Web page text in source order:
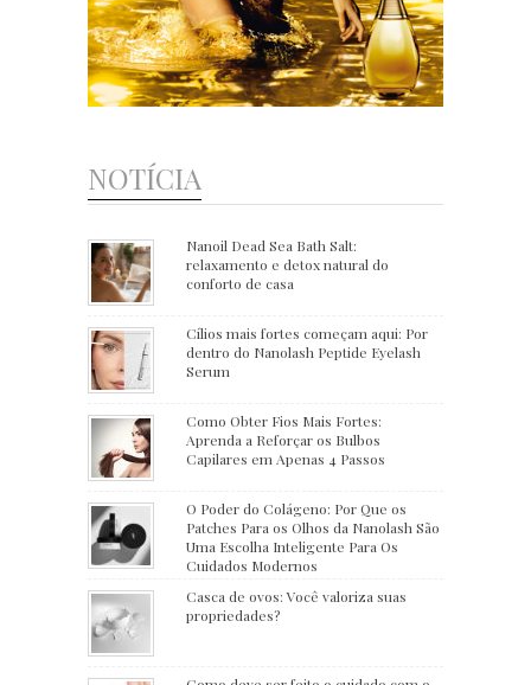
NOTÍCIA
Nanoil Dead Sea Bath Salt:
relaxamento e detox natural do
conforto de casa
Cílios mais fortes começam aqui: Por
dentro do Nanolash Peptide Eyelash
Serum
Como Obter Fios Mais Fortes:
Aprenda a Reforçar os Bulbos
Capilares em Apenas 4 Passos
O Poder do Colágeno: Por Que os
Patches Para os Olhos da Nanolash São
Uma Escolha Inteligente Para Os
Cuidados Modernos
Casca de ovos: Você valoriza suas
propriedades?